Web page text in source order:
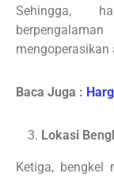
Sehingga,
mengoperasikan
Baca Juga :
Lokasi
Ketiga,